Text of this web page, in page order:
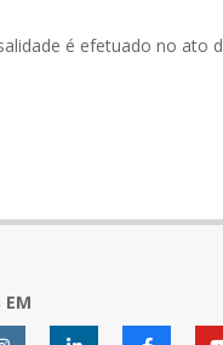
é efetuado no ato
EM